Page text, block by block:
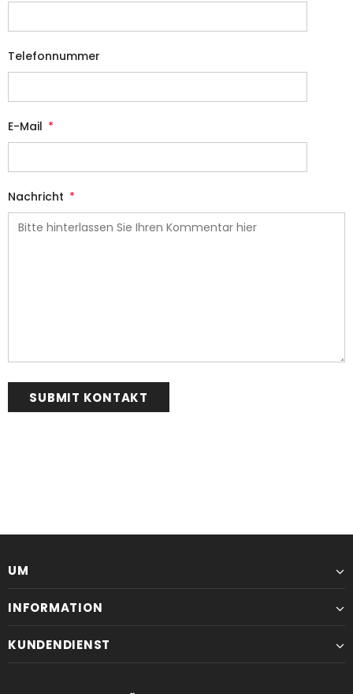
Telefonnummer
E-Mail *
Nachricht *
UM
INFORMATION
KUNDENDIENST